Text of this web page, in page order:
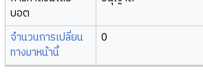
บอต
จำนวนการเปลี่ยน
ทางมาหน้านี้
0